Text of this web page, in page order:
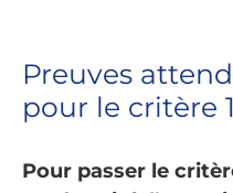
Preuves
pour le critère 1
Pour passer le